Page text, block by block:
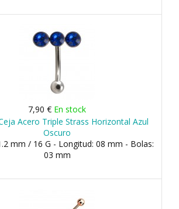
7,90 € En stock
Acero Triple Strass Horizontal Azul
Oscuro
mm / 16 G - Longitud: 08 mm - Bolas:
03 mm